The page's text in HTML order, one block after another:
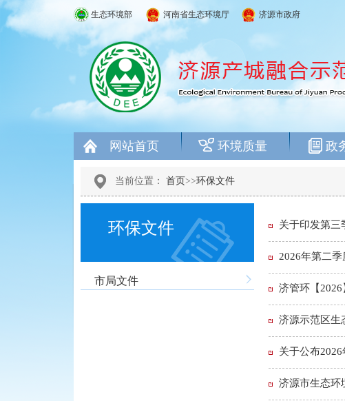
生态环境部 河南省生态环境厅 济源市政府
网站首页 环境质量 政
当前位置： 首页>>环保文件
环保文件
市局文件
关于印发第三
2026年第二
济管环【
济源示范区生
关于公布
济源市生态环